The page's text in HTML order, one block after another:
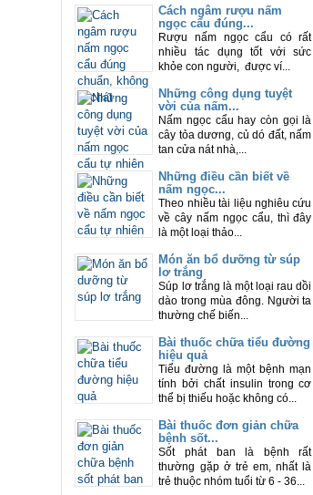
Cách ngâm rượu nấm
ngọc cẩu đúng...
Rượu nấm ngọc cẩu có rất
nhiều tác dụng tốt với sức
khỏe con người, được ví...
Những công dụng tuyệt
vời của nấm...
Nấm ngọc cẩu hay còn gọi là
cây tỏa dương, củ dó đất, nấm
tan cửa nát nhà,...
Những điều cần biết về
nấm ngọc...
Theo nhiều tài liệu nghiêu cứu
về cây nấm ngọc cẩu, thì đây
là một loại thảo...
Món ăn bổ dưỡng từ súp
lơ trắng
Súp lơ trắng là một loại rau dồi
dào trong mùa đông. Người ta
thường chế biến...
Bài thuốc chữa tiểu đường
hiệu quả
Tiểu đường là một bệnh mạn
tính bởi chất insulin trong cơ
thể bị thiếu hoặc không có...
Bài thuốc đơn giản chữa
bệnh sốt...
Sốt phát ban là bệnh rất
thường gặp ở trẻ em, nhất là
trẻ thuộc nhóm tuổi từ 6 - 36...